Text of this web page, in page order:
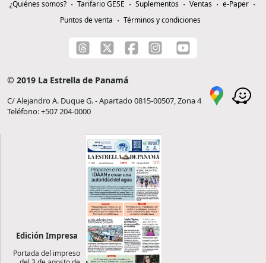
¿Quiénes somos? Tarifario GESE Suplementos Ventas
e-Paper
Puntos de venta
Términos y condiciones
© 2019 La Estrella de Panamá
C/ Alejandro A. Duque G. - Apartado 0815-00507, Zona 4
Teléfono: +507 204-0000
Edición Impresa
Portada del impreso